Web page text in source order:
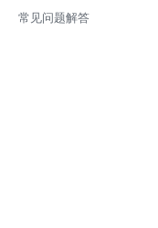
常见问题解答